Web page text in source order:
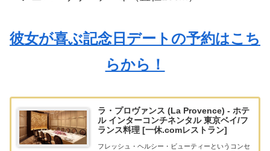
彼女が喜ぶ記念日デートの予約はこち
らから！
ラ・プロヴァンス (La Provence) - ホテ
ル インターコンチネンタル 東京ベイ/フ
ランス料理 [一休.comレストラン]
フレッシュ・ヘルシー・ビューティーというコンセ